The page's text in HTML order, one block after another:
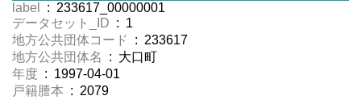
label
: 233617_00000001
データセット_ID : 1
地方公共団体コード
: 233617
地方公共団体名
: 大口町
年度 : 1997-04-01
戸籍謄本 : 2079